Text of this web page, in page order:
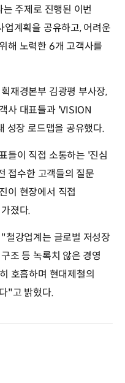
주제로 진행된 이번
계획을 공유하고, 어려운
해 노력한 6개 고객사를
재경본부 김광평 부사장,
사 대표들과 'VISION
성장 로드맵을 공유했다.
들이 직접 소통하는 '진심
접수한 고객들의 질문
이 현장에서 직접
졌다.
철강업계는 글로벌 저성장
조 등 녹록치 않은 경영
호흡하며 현대제철의
"고 밝혔다.